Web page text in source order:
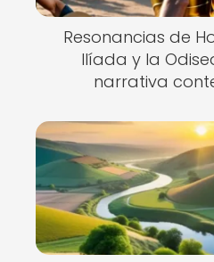
Resonancias de
Ilíada y la
narrativa